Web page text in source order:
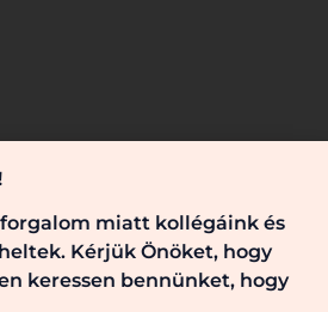
Kérje véleményünket,
bennünket!
miatt kollégáink és
Kérjük Önöket, hogy
keressen bennünket, hogy